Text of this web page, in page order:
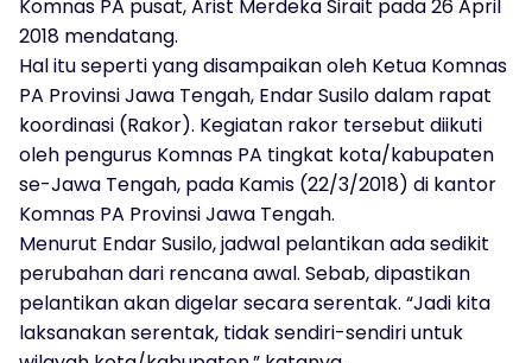
Komnas PA pusat, Arist Merdeka Sirait pada 26 April
2018 mendatang.
Hal itu seperti yang disampaikan oleh Ketua Komnas
PA Provinsi Jawa Tengah, Endar Susilo dalam rapat
koordinasi (Rakor). Kegiatan rakor tersebut diikuti
oleh pengurus Komnas PA tingkat kota/kabupaten
se-Jawa Tengah, pada Kamis (22/3/2018) di kantor
Komnas PA Provinsi Jawa Tengah.
Menurut Endar Susilo, jadwal pelantikan ada sedikit
perubahan dari rencana awal. Sebab, dipastikan
pelantikan akan digelar secara serentak. “Jadi kita
laksanakan serentak, tidak sendiri-sendiri untuk